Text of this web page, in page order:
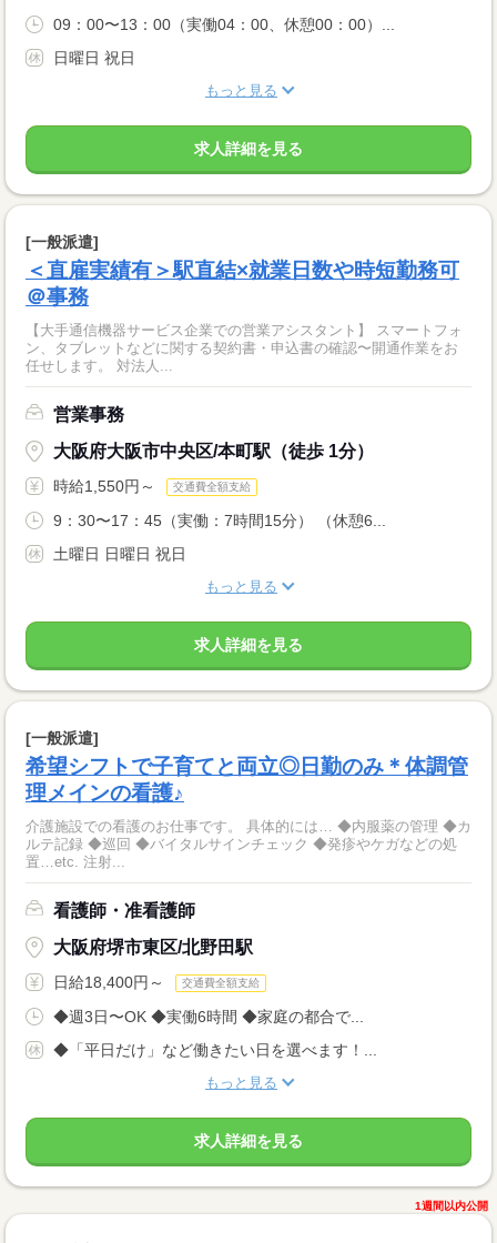
09：00〜13：00（実働04：00、休憩00：00）...
日曜日 祝日
もっと見る
求人詳細を見る
[一般派遣]
＜直雇実績有＞駅直結×就業日数や時短勤務可
＠事務
【大手通信機器サービス企業での営業アシスタント】 スマートフォ
ン、タブレットなどに関する契約書・申込書の確認〜開通作業をお
任せします。 対法人...
営業事務
大阪府大阪市中央区/本町駅（徒歩 1分）
時給1,550円～ 交通費全額支給
9：30〜17：45（実働：7時間15分） （休憩6...
土曜日 日曜日 祝日
もっと見る
求人詳細を見る
[一般派遣]
希望シフトで子育てと両立◎日勤のみ＊体調管
理メインの看護♪
介護施設での看護のお仕事です。 具体的には… ◆内服薬の管理 ◆カ
ルテ記録 ◆巡回 ◆バイタルサインチェック ◆発疹やケガなどの処
置…etc. 注射...
看護師・准看護師
大阪府堺市東区/北野田駅
日給18,400円～ 交通費全額支給
◆週3日〜OK ◆実働6時間 ◆家庭の都合で...
◆「平日だけ」など働きたい日を選べます！...
もっと見る
求人詳細を見る
1週間以内公開